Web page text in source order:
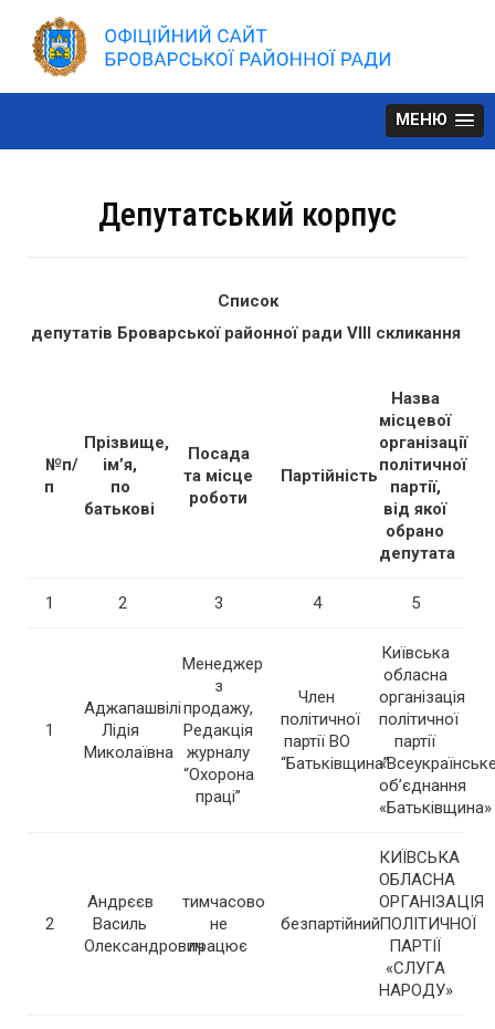
to
content
МЕНЮ
Депутатський корпус
Список
депутатів Броварської районної ради VІІІ скликання
№п/
п
Прізвище,
ім’я,
по
батькові
Посада
та місце
роботи
Партійність
Назва
місцевої
організації
політичної
партії,
від якої
обрано
депутата
1 2 3 4 5
1
Аджапашвілі
Лідія
Миколаївна
Менеджер
з
продажу,
Редакція
журналу
“Охорона
праці”
Член
політичної
партії ВО
“Батьківщина”
Київська
обласна
організація
політичної
партії
об’єднання
«Батьківщина»
2
Андрєєв
Василь
Олександрович
тимчасово
не
працює
безпартійний
КИЇВСЬКА
ОБЛАСНА
ОРГАНІЗАЦІЯ
ПОЛІТИЧНОЇ
ПАРТІЇ
«СЛУГА
НАРОДУ»